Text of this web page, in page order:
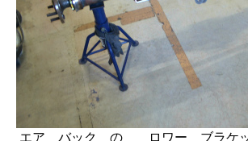
エア バック の ロワー ブラ